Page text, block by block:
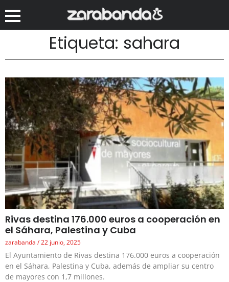
Etiqueta: sahara
Rivas destina 176.000 euros a cooperación en
el Sáhara, Palestina y Cuba
zarabanda 22 junio, 2025
El Ayuntamiento de Rivas destina 176.000 euros a cooperación
en el Sáhara, Palestina y Cuba, además de ampliar su centro
de mayores con 1,7 millones.